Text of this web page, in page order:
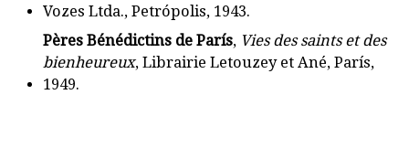
Vozes Ltda., Petrópolis, 1943.
Pères Bénédictins de París, Vies des saints et des
bienheureux, Librairie Letouzey et Ané, París,
1949.